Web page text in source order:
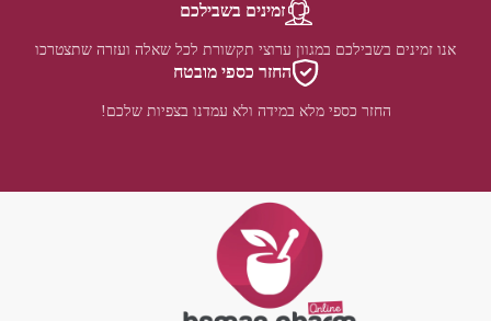
זמינים בשבילכם
אנו זמינים בשבילכם במגוון ערוצי תקשורת לכל שאלה ועזרה שתצטרכו
החזר כספי מובטח
החזר כספי מלא במידה ולא עמדנו בצפיות שלכם!